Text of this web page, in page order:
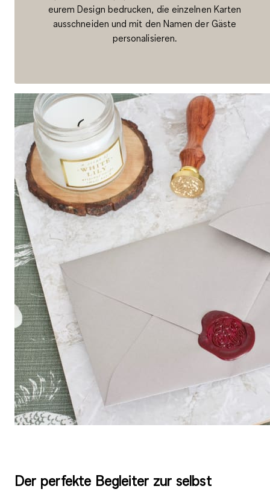
eurem Design bedrucken, die einzelnen Karten
ausschneiden und mit den Namen der Gäste
personalisieren.
Der perfekte Begleiter zur selbst